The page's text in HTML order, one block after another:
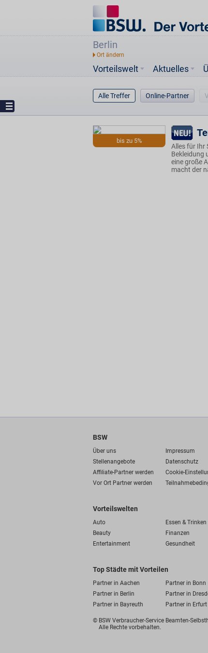
Berlin
Vorteilswelt Aktuelles
Alle Treffer Online-Partner
bis zu 5%
Alles für Ihr
Bekleidung
eine große
macht der
BSW
Über uns
Impressum
Stellenangebote
Datenschutz
Affiliate-Partner werden
Cookie-
Vor Ort Partner werden
Vorteilswelten
Auto Essen & Trinken
Beauty
Finanzen
Entertainment
Gesundheit
Top Städte mit Vorteilen
Partner in Aachen Partner in Bonn
Partner in Berlin
Partner in
Partner in Bayreuth
Partner in Erfurt
© BSW Verbraucher-Service Beamten-
Alle Rechte vorbehalten.